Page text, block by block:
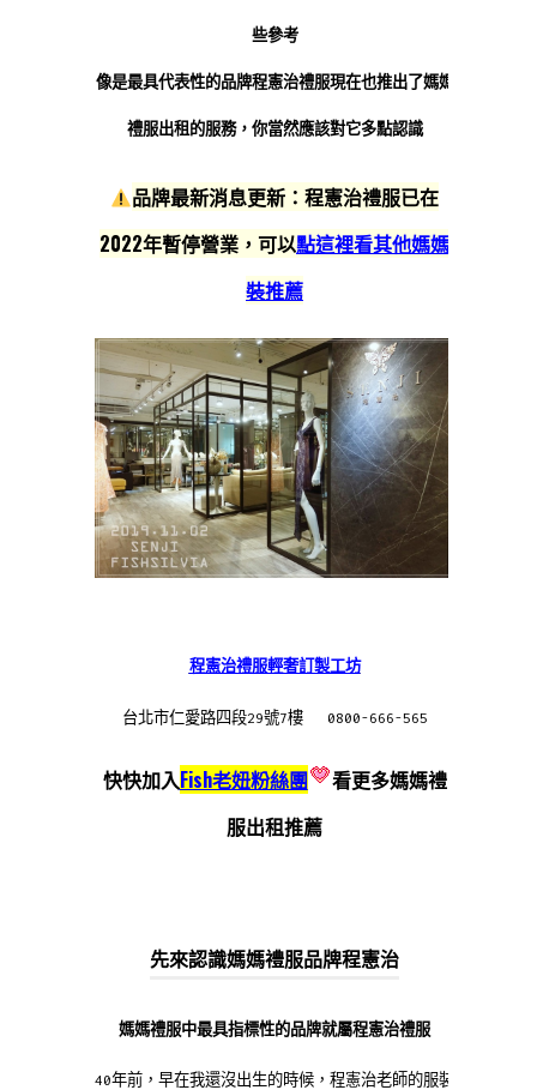
些參考
像是最具代表性的品牌程憲治禮服現在也推出了媽媽
禮服出租的服務，你當然應該對它多點認識
品牌最新消息更新：程憲治禮服已在
2022年暫停營業，可以點這裡看其他媽媽
裝推薦
程憲治禮服輕奢訂製工坊
台北市仁愛路四段29號7樓 0800-666-565
快快加入Fish老妞粉絲團
看更多媽媽禮
服出租推薦
先來認識媽媽禮服品牌程憲治
媽媽禮服中最具指標性的品牌就屬程憲治禮服
40年前，早在我還沒出生的時候，程憲治老師的服裝